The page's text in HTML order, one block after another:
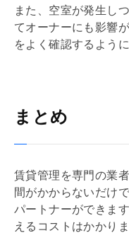
また、空室が発生し
てオーナーにも影響
をよく確認するよう
まとめ
賃貸管理を専門の業
間がかからないだけ
パートナーができま
えるコストはかかり